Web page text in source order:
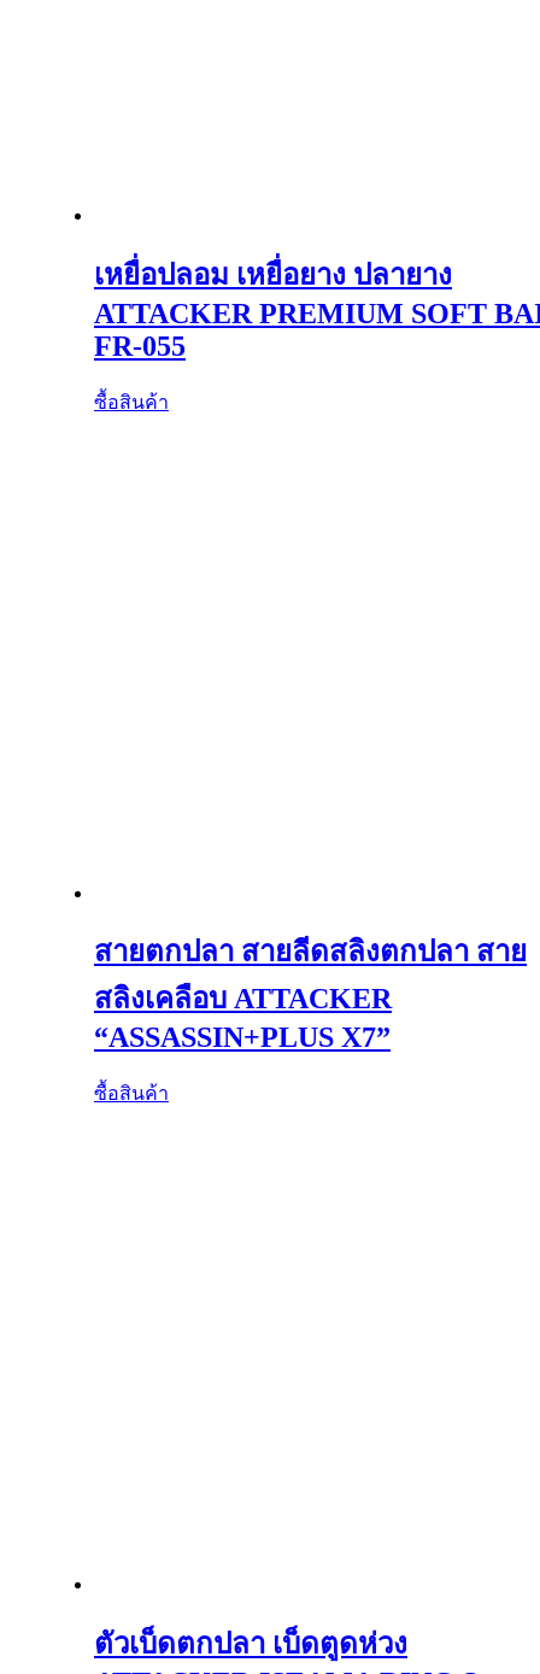
เหยื่อปลอม เหยื่อยาง ปลายาง
ATTACKER PREMIUM SOFT
FR-055
ซื้อสินค้า
สายตกปลา สายลีดสลิงตกปลา สาย
สลิงเคลือบ ATTACKER
“ASSASSIN+PLUS X7”
ซื้อสินค้า
ตัวเบ็ดตกปลา เบ็ดตูดห่วง